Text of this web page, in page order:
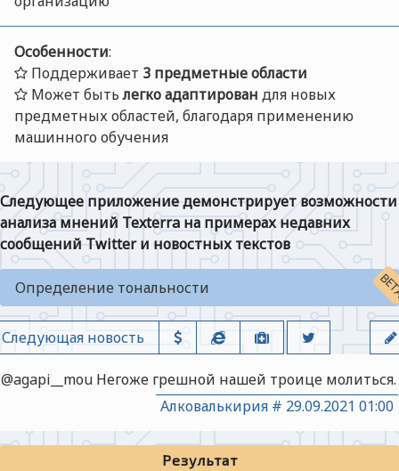
Особенности:
Поддерживает 3 предметные области
Может бытьлегко адаптирован для новых
предметных областей, благодаря применению
машинного обучения
Следующее приложение демонстрирует возможности
анализа мнений Texterra на примерах недавних
сообщений Twitter и новостных текстов
Определение тональности
Следующая новость
@agapi__mou Негоже грешной нашей троице молиться.
Алковалькирия # 29.09.2021 01:00
Результат